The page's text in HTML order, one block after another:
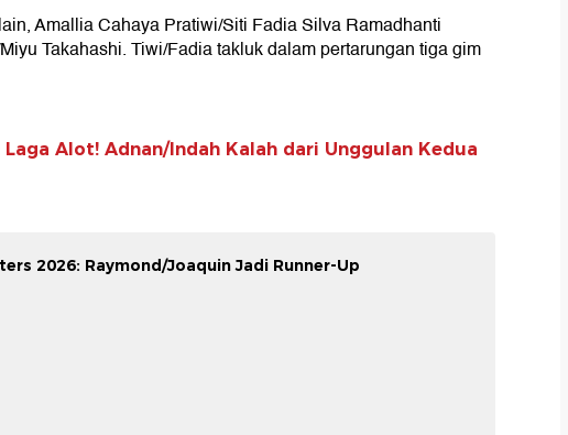
lain, Amallia Cahaya Pratiwi/Siti Fadia Silva Ramadhanti
Takahashi. Tiwi/Fadia takluk dalam pertarungan tiga gim
Laga Alot! Adnan/Indah Kalah dari Unggulan Kedua
2026: Raymond/Joaquin Jadi Runner-Up